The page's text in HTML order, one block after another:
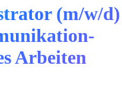
(m/w/d)
Arbeiten